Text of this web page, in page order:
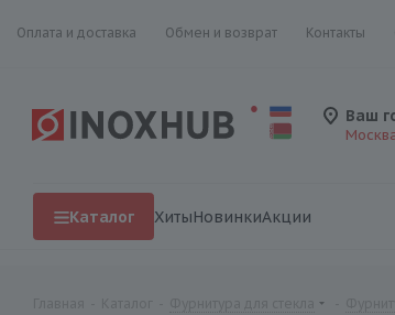
Оплата и доставка Обмен и возврат Контакты
Ваш
Каталог ХитыНовинкиАкции